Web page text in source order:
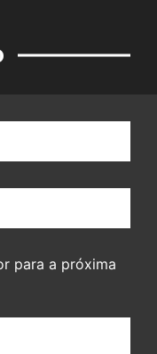
para a próxima